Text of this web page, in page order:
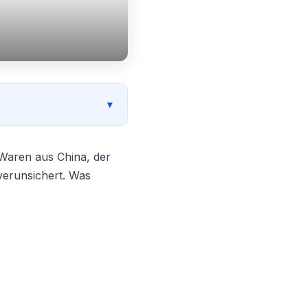
aus China, der
Was